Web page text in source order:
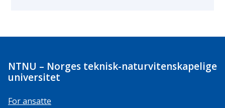
NTNU – Norges teknisk-naturvitenskapelige
universitet
For ansatte